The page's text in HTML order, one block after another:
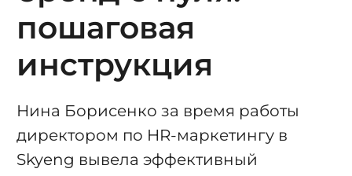
пошаговая
инструкция
Нина Борисенко за время работы
директором по HR-маркетингу в
Skyeng вывела эффективный